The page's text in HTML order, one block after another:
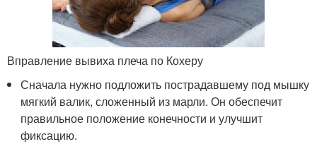
Вправление вывиха плеча по Кохеру
Сначала нужно подложить пострадавшему под мышку
мягкий валик, сложенный из марли. Он обеспечит
правильное положение конечности и улучшит
фиксацию.